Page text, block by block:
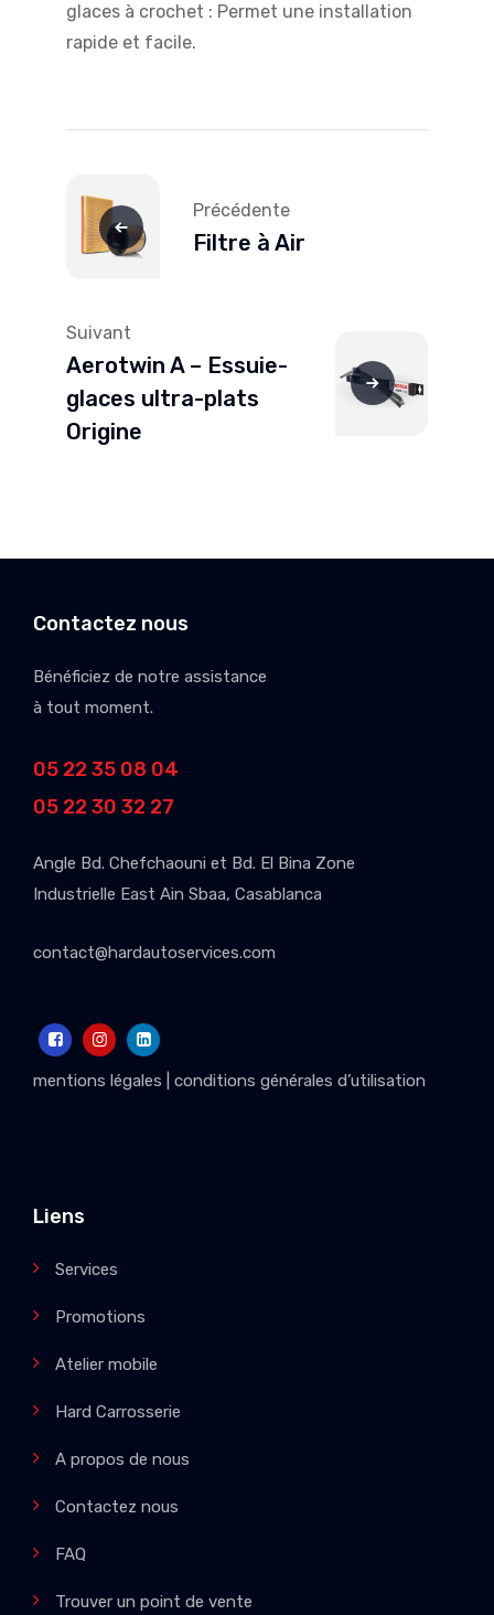
glaces à crochet : Permet une installation
rapide et facile.
de
l’article
Précédente
Filtre à Air
Suivant
Aerotwin A – Essuie-
glaces ultra-plats
Origine
Contactez nous
Bénéficiez de notre assistance
à tout moment.
05 22 35 08 04
05 22 30 32 27
Angle Bd. Chefchaouni et Bd. El Bina Zone
Industrielle East Ain Sbaa, Casablanca
contact@hardautoservices.com
mentions légales conditions générales d’utilisation
Liens
Services
Promotions
Atelier mobile
Hard Carrosserie
A propos de nous
Contactez nous
FAQ
Trouver un point de vente